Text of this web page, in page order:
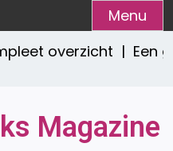
Menu
overzicht |Een
Magazine